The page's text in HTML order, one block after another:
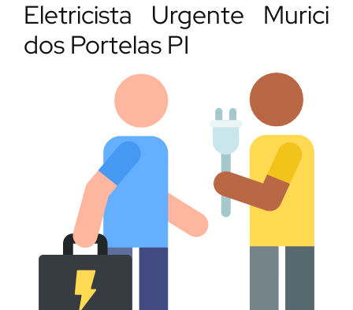
Eletricista Urgente Murici
dos Portelas PI